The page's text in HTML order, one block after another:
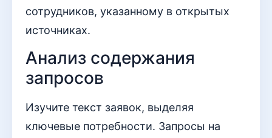
сотрудников, указанному в открытых
источниках.
Анализ содержания
запросов
Изучите текст заявок, выделяя
ключевые потребности. Запросы на